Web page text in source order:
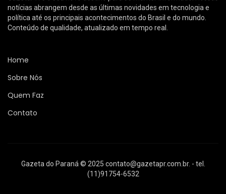
notícias abrangem desde as últimas novidades em tecnologia e
política até os principais acontecimentos do Brasil e do mundo.
Conteúdo de qualidade, atualizado em tempo real.
Home
Sobre Nós
Quem Faz
Contato
Gazeta do Paraná © 2025 contato@gazetapr.com.br. - tel.
(11)91754-6532